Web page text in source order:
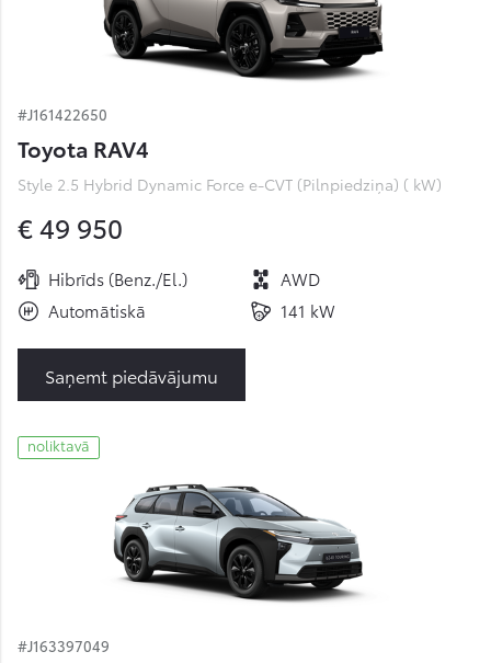
#J161422650
Toyota RAV4
Style 2.5 Hybrid Dynamic Force e-CVT (Pilnpiedziņa) ( kW)
€ 49 950
Hibrīds (Benz./El.)
AWD
Automātiskā
141 kW
Saņemt piedāvājumu
noliktavā
#J163397049